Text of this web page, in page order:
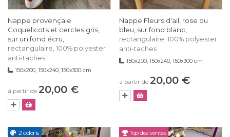
Nappe provençale
Coquelicots et cercles gris,
sur un fond écru,
rectangulaire, 100% polyester
anti-taches
150x200, 150x240, 150x300 cm
à partir de 20,00 €
Nappe Fleurs d'ail, rose ou
bleu, sur fond blanc,
rectangulaire, 100% polyester
anti-taches
150x200, 150x240, 150x300 cm
à partir de 20,00 €
2 coloris
Top des ventes